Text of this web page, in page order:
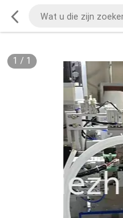
1 / 1